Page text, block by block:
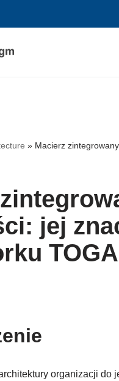
» Macierz
jej
organizacji